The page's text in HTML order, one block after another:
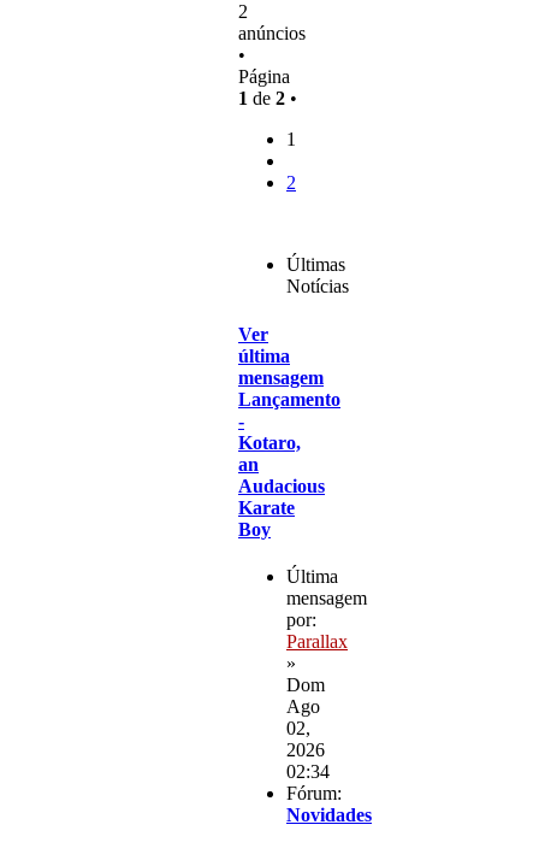
2
anúncios
•
Página
1 de 2 •
1
2
Últimas
Notícias
Ver
última
mensagem
Lançamento
-
Kotaro,
an
Audacious
Karate
Boy
Última
mensagem
por:
Parallax
»
Dom
Ago
02,
2026
02:34
Fórum:
Novidades